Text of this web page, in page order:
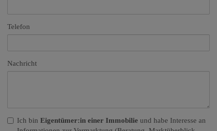
Telefon
Nachricht
Ich bin Eigentümer:in einer Immobilie und habe Interesse an